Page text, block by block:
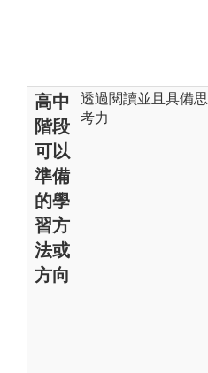
高中
階段
可以
準備
的學
習方
法或
方向
透過閱讀並且具備思
考力